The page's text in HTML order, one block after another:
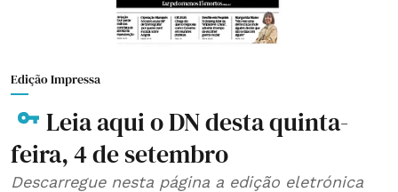
Edição Impressa
Leia aqui o DN desta quinta-
feira, 4 de setembro
Descarregue nesta página a edição eletrónica